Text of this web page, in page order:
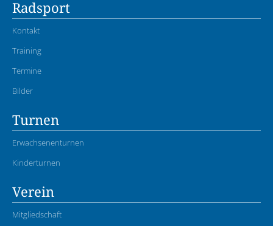
Radsport
Kontakt
Training
Termine
Bilder
Turnen
Erwachsenenturnen
Kinderturnen
Verein
Mitgliedschaft